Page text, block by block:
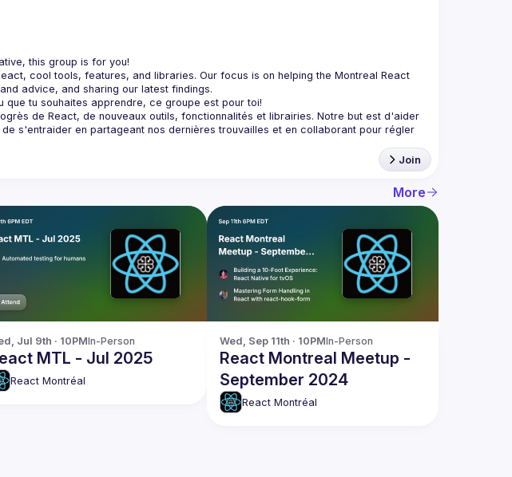
cool tools, features, and libraries. Our focus is on helping the Montreal React
de React, de nouveaux outils, fonctionnalités et librairies. Notre but est d'aider
s'entraider en partageant nos dernières trouvailles et en collaborant pour régler
Join
More
Jul 9th · 10PMIn-Person
MTL - Jul 2025
React Montréal
Wed, Sep 11th · 10PMIn-Person
React Montreal Meetup -
September 2024
React Montréal